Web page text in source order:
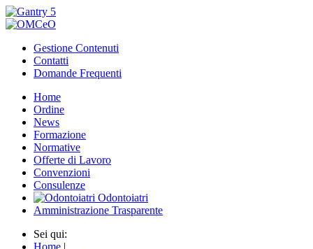
Gestione Contenuti
Contatti
Domande Frequenti
Home
Ordine
News
Formazione
Normative
Offerte di Lavoro
Convenzioni
Consulenze
Odontoiatri
Amministrazione Trasparente
Sei qui:
Home |